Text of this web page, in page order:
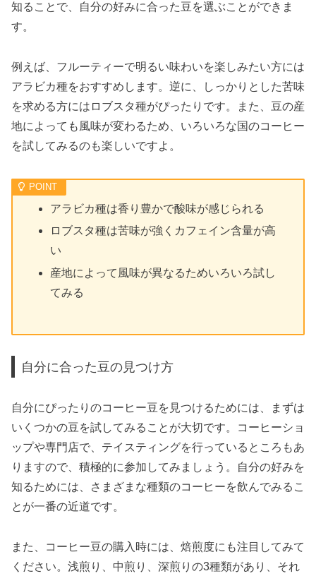
知ることで、自分の好みに合った豆を選ぶことができま
す。
例えば、フルーティーで明るい味わいを楽しみたい方には
アラビカ種をおすすめします。逆に、しっかりとした苦味
を求める方にはロブスタ種がぴったりです。また、豆の産
地によっても風味が変わるため、いろいろな国のコーヒー
を試してみるのも楽しいですよ。
アラビカ種は香り豊かで酸味が感じられる
ロブスタ種は苦味が強くカフェイン含量が高
い
産地によって風味が異なるためいろいろ試し
てみる
自分に合った豆の見つけ方
自分にぴったりのコーヒー豆を見つけるためには、まずは
いくつかの豆を試してみることが大切です。コーヒーショ
ップや専門店で、テイスティングを行っているところもあ
りますので、積極的に参加してみましょう。自分の好みを
知るためには、さまざまな種類のコーヒーを飲んでみるこ
とが一番の近道です。
また、コーヒー豆の購入時には、焙煎度にも注目してみて
ください。浅煎り、中煎り、深煎りの3種類があり、それ